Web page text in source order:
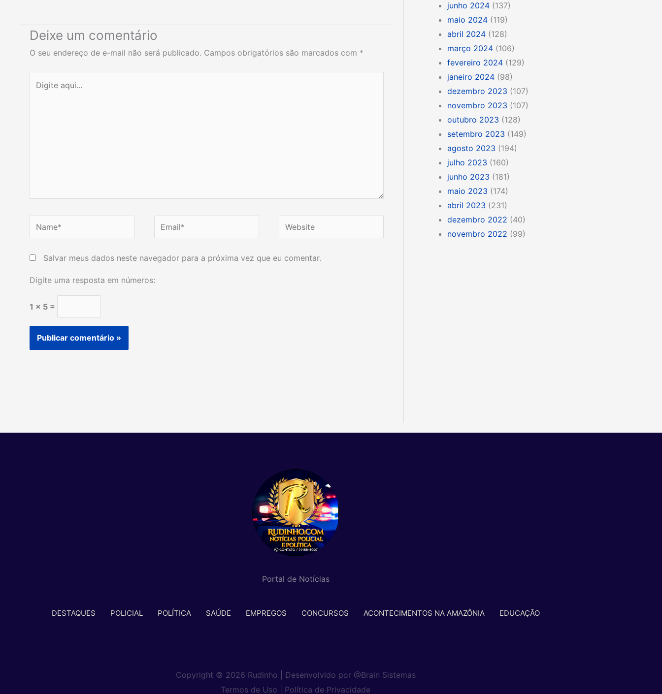
Deixe um comentário
O seu endereço de e-mail não será publicado. Campos obrigatórios são marcados com *
aqui...
Name* Email* Website
Salvar meus dados neste navegador para a próxima vez que eu comentar.
Digite uma resposta em números:
1 × 5 =
junho 2024 (137)
maio 2024 (119)
abril 2024 (128)
março 2024 (106)
fevereiro 2024 (129)
janeiro 2024 (98)
dezembro 2023 (107)
novembro 2023 (107)
outubro 2023 (128)
setembro 2023 (149)
agosto 2023 (194)
julho 2023 (160)
junho 2023 (181)
maio 2023 (174)
abril 2023 (231)
dezembro 2022 (40)
novembro 2022 (99)
Portal de Notícias
DESTAQUES POLICIAL POLÍTICA SAÚDE EMPREGOS CONCURSOS ACONTECIMENTOS NA AMAZÔNIA EDUCAÇÃO
Copyright © 2026 Rudinho | Desenvolvido por @Brain Sistemas
Termos de Uso |
Política de Privacidade